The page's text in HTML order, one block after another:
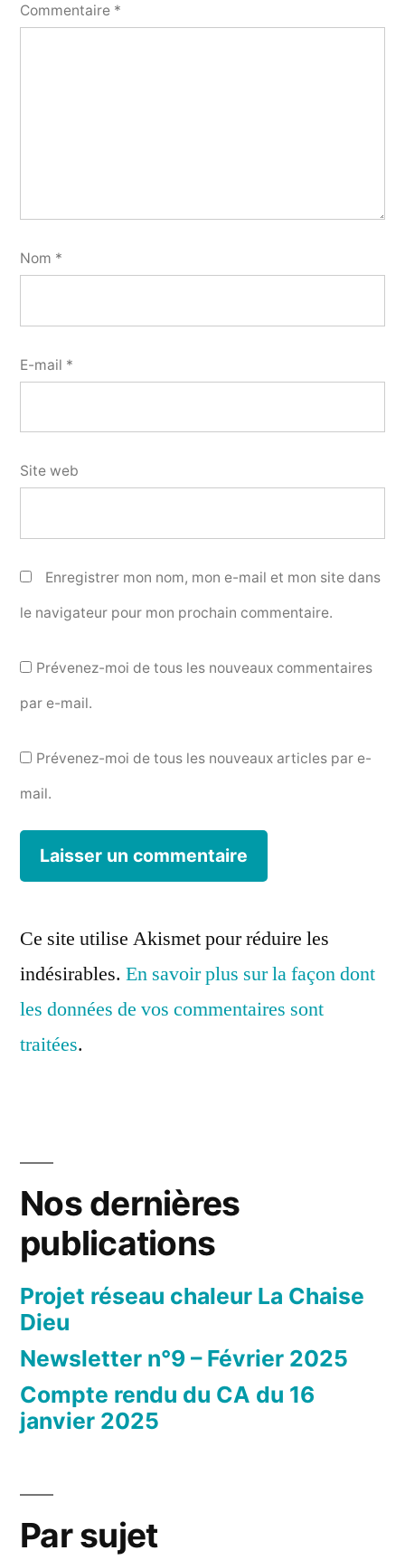
Commentaire *
Nom *
E-mail *
Site web
Enregistrer mon nom, mon e-mail et mon site dans
le navigateur pour mon prochain commentaire.
Prévenez-moi de tous les nouveaux commentaires
par e-mail.
Prévenez-moi de tous les nouveaux articles par e-
mail.
Ce site utilise Akismet pour réduire les
indésirables. En savoir plus sur la façon dont
les données de vos commentaires sont
traitées.
Nos dernières
publications
Projet réseau chaleur La Chaise
Dieu
Newsletter n°9 – Février 2025
Compte rendu du CA du 16
janvier 2025
Par sujet